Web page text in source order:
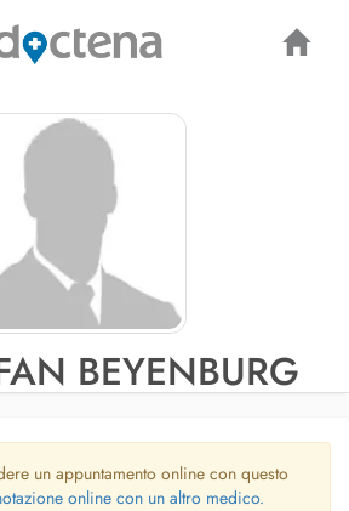
BEYENBURG
un appuntamento online con questo
online con un altro medico.